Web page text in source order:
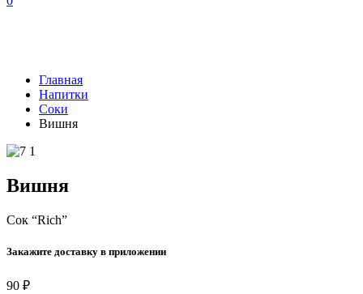
Главная
Напитки
Соки
Вишня
Вишня
Сок “Rich”
Закажите доставку в приложении
90 ₽